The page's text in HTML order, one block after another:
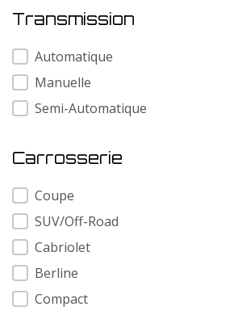
Transmission
Transmission
Automatique
Manuelle
Semi-Automatique
Carrosserie
Carrosserie
Coupe
SUV/Off-Road
Cabriolet
Berline
Compact